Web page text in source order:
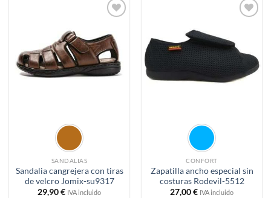
a
deseos
SANDALIAS
Sandalia cangrejera con tiras
de velcro Jomix-su9317
29,90€ IVA incluido
deseos
CONFORT
Zapatilla ancho especial sin
costuras Rodevil-5512
27,00€ IVA incluido